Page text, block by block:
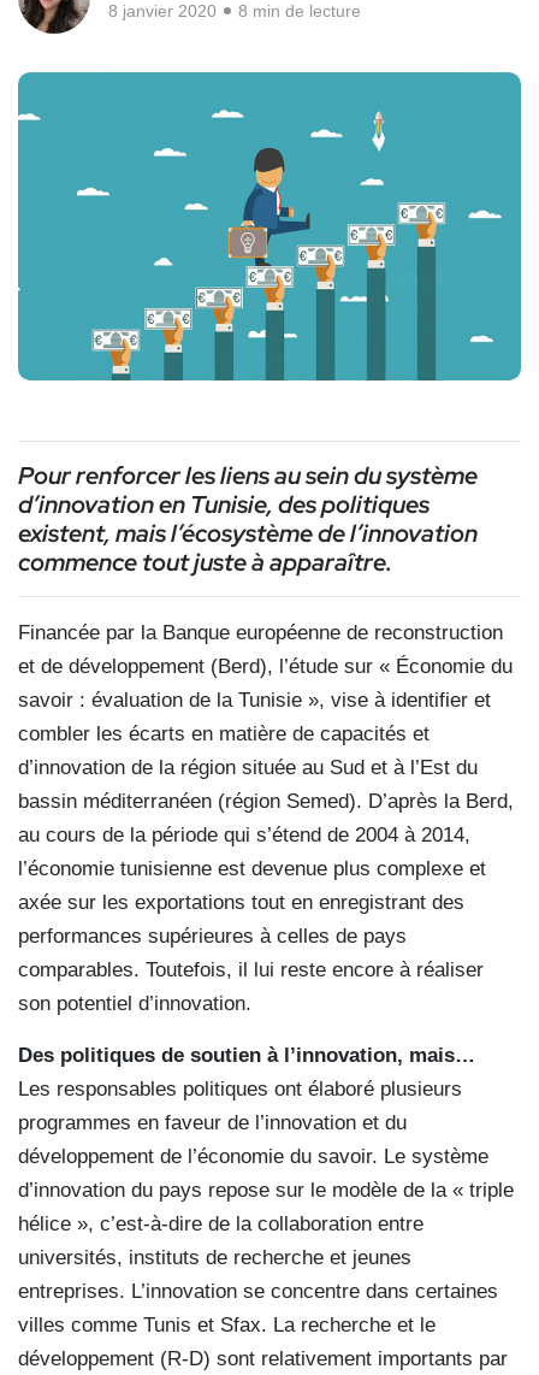
8 janvier 2020 8 min de lecture
Pour renforcer les liens au sein du système
d’innovation en Tunisie, des politiques
existent, mais l’écosystème de l’innovation
commence tout juste à apparaître.
Financée par la Banque européenne de reconstruction
et de développement (Berd), l’étude sur « Économie du
savoir : évaluation de la Tunisie », vise à identifier et
combler les écarts en matière de capacités et
d’innovation de la région située au Sud et à l’Est du
bassin méditerranéen (région Semed). D’après la Berd,
au cours de la période qui s’étend de 2004 à 2014,
l’économie tunisienne est devenue plus complexe et
axée sur les exportations tout en enregistrant des
performances supérieures à celles de pays
comparables. Toutefois, il lui reste encore à réaliser
son potentiel d’innovation.
Des politiques de soutien à l’innovation, mais…
Les responsables politiques ont élaboré plusieurs
programmes en faveur de l’innovation et du
développement de l’économie du savoir. Le système
d’innovation du pays repose sur le modèle de la « triple
hélice », c’est-à-dire de la collaboration entre
universités, instituts de recherche et jeunes
entreprises. L’innovation se concentre dans certaines
villes comme Tunis et Sfax. La recherche et le
développement (R-D) sont relativement importants par